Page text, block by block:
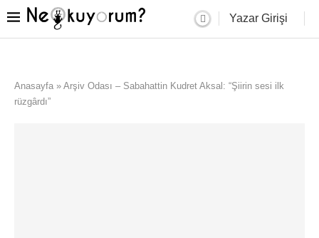
Yazar Girişi
Anasayfa » Arşiv Odası – Sabahattin Kudret Aksal: “Şiirin sesi ilk
rüzgârdı”